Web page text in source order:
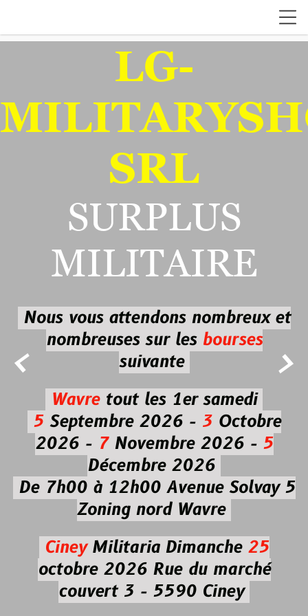
 
LG-
SRL
SURPLUS
MILITAIRE
Nous vous attendons nombreux et
nombreuses sur les bourses
suivante
Wavretout les 1er samedi
5Septembre 2026 - 3Octobre
2026 -7Novembre 2026 - 5
Décembre 2026
De 7h00 à 12h00 Avenue Solvay 5
Zoning nord Wavre
CineyMilitaria Dimanche 25
octobre 2026Rue du marché
couvert 3 - 5590 Ciney